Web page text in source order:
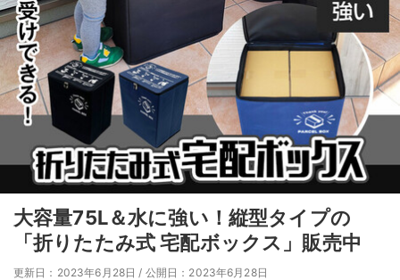
大容量75L＆水に強い！縦型タイプの
「折りたたみ式 宅配ボックス」販売中
更新日：2023年6月28日 / 公開日：2023年6月28日